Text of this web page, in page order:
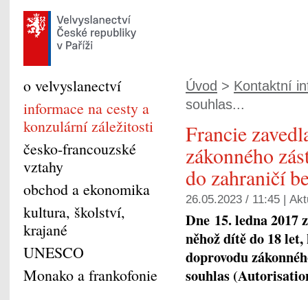
Úvod > Kontaktní
souhlas...
Francie
zákonného
do zahraničí
26.05.2023 / 11:45 |
Dne 15. ledna
něhož dítě do 18
doprovodu
souhlas
o velvyslanectví
informace na cesty a
konzulární záležitosti
česko-francouzské
vztahy
obchod a ekonomika
kultura, školství,
krajané
UNESCO
Monako a frankofonie